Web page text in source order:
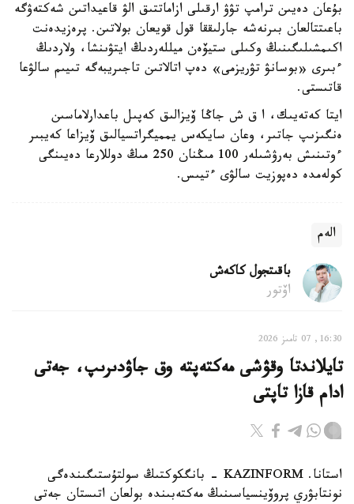
بۇعان دەيىن ترامپ تۋۋ ارقىلى ازاماتتىق الۋ قاعيداتىن شەكتەۋگە
باعىتتالعان بىرنەشە جارلىققا قول قويعان بولاتىن. پرەزيدەنت
اكىمشىلىگىنىڭ وكىلى ستيۆەن ميللەردىڭ ايتۋىنشا، ولاردىڭ
ءبىرى «بوسانۋ تۋريزمى» دەپ اتالاتىن تاجىريبەگە تىيىم سالۋعا
قاتىستى.
ايتا كەتەيىك، ا ق ش جاڭا ۆيزالىق كەپىل باعدارلاماسىن
ەنگىزىپ جاتىر، وعان سايكەس يمميگراتسيالىق ۆيزاعا كەيبىر
ءوتىنىش بەرۋشىلەر 100 مىڭنان 250 مىڭ دوللارعا دەيىنگى
كولەمدە دەپوزيت سالۋى ءتيىس.
الەم
باقىتجول كاكەش
اۆتور
16:30, 07 تامىز 2026
تايلاندتا وقۋشى مەكتەپتە وق جاۋدىرىپ، جەتى
ادام قازا تاپتى
استانا. KAZINFORM - بانگكوكتىڭ سولتۇستىگىندەگى
نونتابۋري پروۆينسياسىنىڭ مەكتەبىندە بولعان اتىستان جەتى